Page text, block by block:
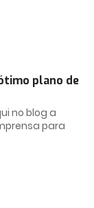
plano de
no blog a
para